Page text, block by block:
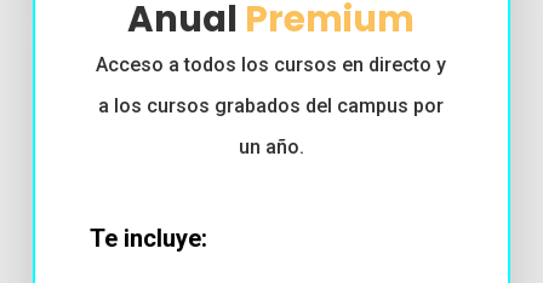
Anual Premium
Acceso a todos los cursos en directo y
a los cursos grabados del campus por
un año.
Te incluye: